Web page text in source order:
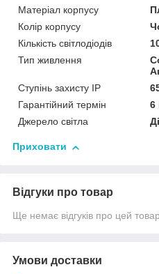
Матеріал корпусу
Колір корпусу
Кількість світлодіодів
Тип живлення
Ступінь захисту IP
Гарантійний термін
6
Джерело світла
Приховати
Відгуки про товар
Ще немає відгуків про цей товар
Умови доставки